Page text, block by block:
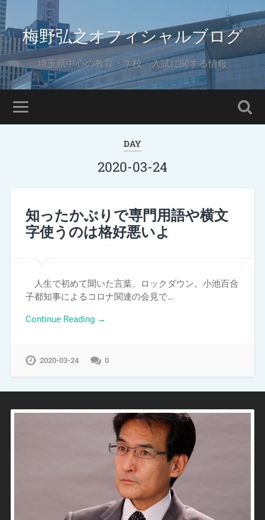
梅野弘之オフィシャルブログ
埼玉県中心の教育・学校・入試に関する情報
DAY
2020-03-24
知ったかぶりで専門用語や横文
字使うのは格好悪いよ
人生で初めて聞いた言葉、ロックダウン。小池百合
子都知事によるコロナ関連の会見で…
Continue Reading →
2020-03-24 0